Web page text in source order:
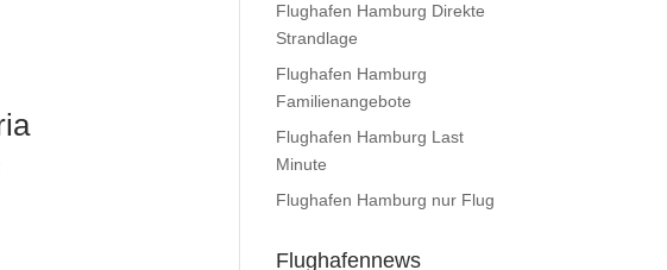
Flughafen Hamburg Direkte
Strandlage
Flughafen Hamburg
Familienangebote
Flughafen Hamburg Last
Minute
Flughafen Hamburg nur Flug
Flughafennews